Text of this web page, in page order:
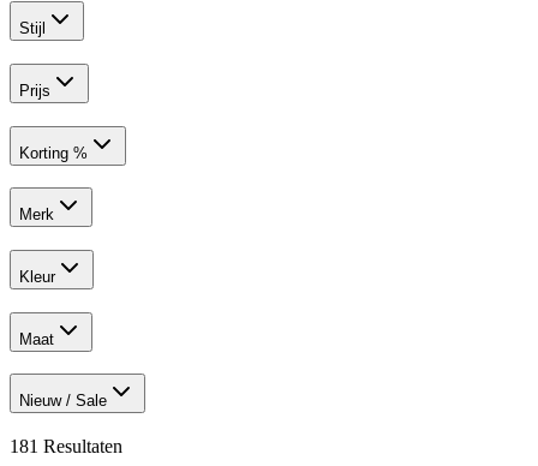
Stijl
Prijs
Korting %
Merk
Kleur
Maat
Nieuw / Sale
181 Resultaten